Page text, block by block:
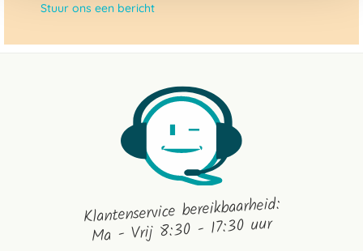
Stuur ons een bericht
Klantenservice bereikbaarheid:
Ma - Vrij 8:30 - 17:30 uur